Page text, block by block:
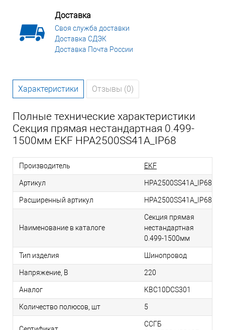
Доставка
Своя служба доставки
Доставка СДЭК
Доставка Почта России
Характеристики Отзывы (0)
Полные технические характеристики
Секция прямая нестандартная 0.499-
1500мм EKF HPA2500SS41A_IP68
Производитель EKF
Артикул HPA2500SS41A_IP68
Расширенный артикул HPA2500SS41A_IP68
Наименование в каталоге
Секция прямая
нестандартная
0.499-1500мм
Тип изделия Шинопровод
Напряжение, В 220
Аналог KBC10DCS301
Количество полюсов, шт 5
ССГБ